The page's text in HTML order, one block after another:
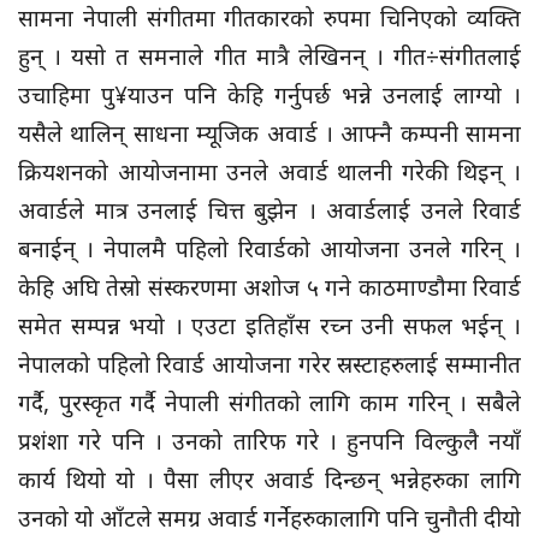
सामना नेपाली संगीतमा गीतकारको रुपमा चिनिएको व्यक्ति
हुन् । यसो त समनाले गीत मात्रै लेखिनन् । गीत÷संगीतलाई
उचाहिमा पु¥याउन पनि केहि गर्नुपर्छ भन्ने उनलाई लाग्यो ।
यसैले थालिन् साधना म्यूजिक अवार्ड । आफ्नै कम्पनी सामना
क्रियशनको आयोजनामा उनले अवार्ड थालनी गरेकी थिइन् ।
अवार्डले मात्र उनलाई चित्त बुझेन । अवार्डलाई उनले रिवार्ड
बनाईन् । नेपालमै पहिलो रिवार्डको आयोजना उनले गरिन् ।
केहि अघि तेस्रो संस्करणमा अशोज ५ गने काठमाण्डौमा रिवार्ड
समेत सम्पन्न भयो । एउटा इतिहाँस रच्न उनी सफल भईन् ।
नेपालको पहिलो रिवार्ड आयोजना गरेर स्रस्टाहरुलाई सम्मानीत
गर्दै, पुरस्कृत गर्दै नेपाली संगीतको लागि काम गरिन् । सबैले
प्रशंशा गरे पनि । उनको तारिफ गरे । हुनपनि विल्कुलै नयाँ
कार्य थियो यो । पैसा लीएर अवार्ड दिन्छन् भन्नेहरुका लागि
उनको यो आँटले समग्र अवार्ड गर्नेहरुकालागि पनि चुनौती दीयो